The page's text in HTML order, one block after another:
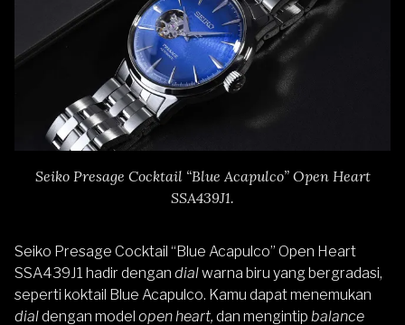
Seiko Presage Cocktail “Blue Acapulco” Open Heart
SSA439J1.
Seiko Presage Cocktail “Blue Acapulco” Open Heart
SSA439J1 hadir dengan dialwarna biru yang bergradasi,
seperti koktail Blue Acapulco. Kamu dapat menemukan
dialdengan model open heart, dan mengintip balance